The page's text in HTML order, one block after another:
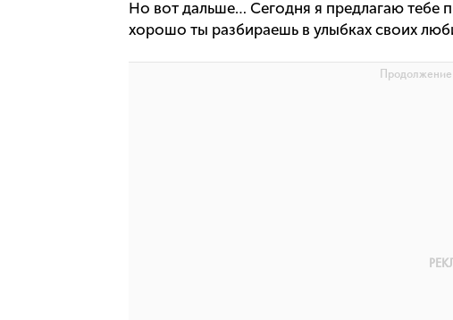
Но вот дальше… Сегодня я предлагаю тебе
хорошо ты разбираешь в улыбках своих